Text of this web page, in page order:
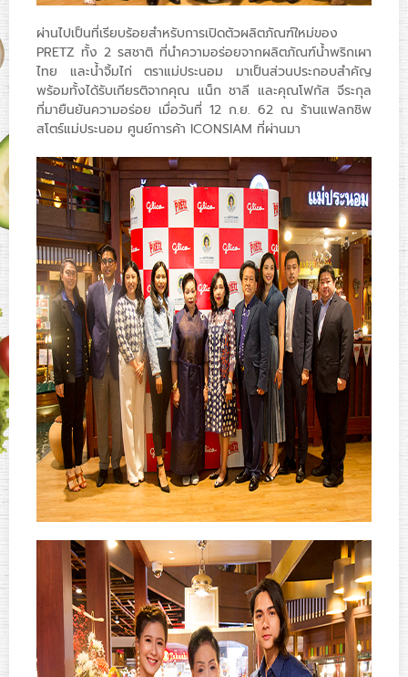
ผ่านไปเป็นที่เรียบร้อยสำหรับการเปิดตัวผลิตภัณฑ์ใหม่ของ
PRETZ ทั้ง 2 รสชาติ ที่นำความอร่อยจากผลิตภัณฑ์น้ำพริกเผา
ไทย และน้ำจิ้มไก่ ตราแม่ประนอม มาเป็นส่วนประกอบสำคัญ
พร้อมทั้งได้รับเกียรติจากคุณ แน็ก ชาลี และคุณโฟกัส จีระกุล
ที่มายืนยันความอร่อย เมื่อวันที่ 12 ก.ย. 62 ณ ร้านแฟลกชิพ
สโตร์แม่ประนอม ศูนย์การค้า ICONSIAM ที่ผ่านมา